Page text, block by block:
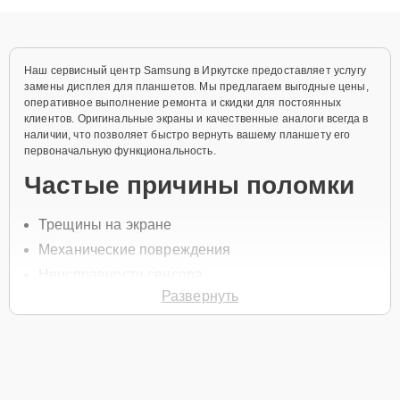
Наш сервисный центр Samsung в Иркутске предоставляет услугу
замены дисплея для планшетов. Мы предлагаем выгодные цены,
оперативное выполнение ремонта и скидки для постоянных
клиентов. Оригинальные экраны и качественные аналоги всегда в
наличии, что позволяет быстро вернуть вашему планшету его
первоначальную функциональность.
Частые причины поломки
Трещины на экране
Механические повреждения
Проблемы с подсветкойРазвернуть